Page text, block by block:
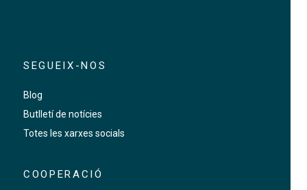
SEGUEIX-NOS
Blog
Butlletí de notícies
Totes les xarxes socials
COOPERACIÓ